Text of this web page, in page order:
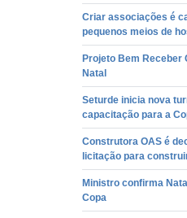
Criar associações é
pequenos meios de
Projeto Bem Receber
Natal
Seturde inicia nova
capacitação para a
Construtora OAS é
licitação para
Ministro confirma
Copa